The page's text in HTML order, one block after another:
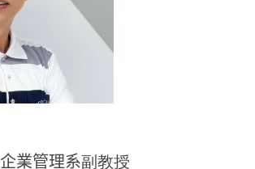
企業管理系副教授